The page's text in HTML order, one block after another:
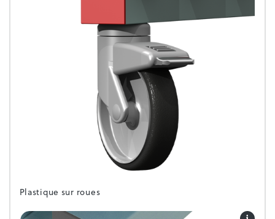
Plastique sur roues